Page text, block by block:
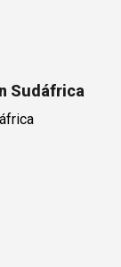
Sudáfrica